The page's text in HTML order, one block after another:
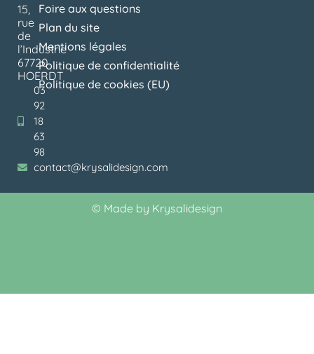
15,
rue
de
l’Industrie
67720
HOERDT
03
92
18
63
98
contact@krysalidesign.com
Foire aux questions
Plan du site
Mentions légales
Politique de confidentialité
Politique de cookies (EU)
© Made by Krysalidesign